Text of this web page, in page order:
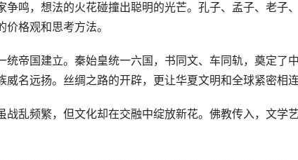
争鸣，想法的火花碰撞出聪明的光芒。孔子、孟子、老子
价格观和思考方法。
统帝国建立。秦始皇统一六国，书同文、车同轨，奠定了
威名远扬。丝绸之路的开辟，更让华夏文明和全球紧密相连
战乱频繁，但文化却在交融中绽放新花。佛教传入，文学